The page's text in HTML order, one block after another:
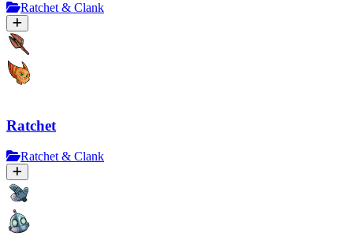
Ratchet & Clank
Ratchet
Ratchet & Clank